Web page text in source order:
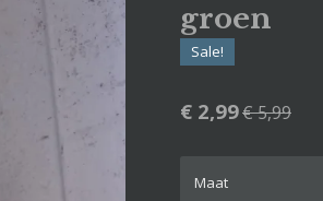
groen
Sale!
€ 2,99€ 5,99
Maat